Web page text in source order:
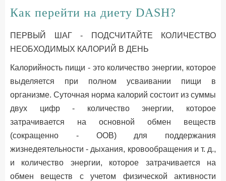
Как перейти на диету DASH?
ПЕРВЫЙ ШАГ - ПОДСЧИТАЙТЕ КОЛИЧЕСТВО
НЕОБХОДИМЫХ КАЛОРИЙ В ДЕНЬ
Калорийность пищи - это количество энергии, которое
выделяется при полном усваивании пищи в
организме. Суточная норма калорий состоит из суммы
двух цифр - количество энергии, которое
затрачивается на основной обмен веществ
(сокращенно - ООВ) для поддержания
жизнедеятельности - дыхания, кровообращения и т. д.,
и количество энергии, которое затрачивается на
обмен веществ с учетом физической активности